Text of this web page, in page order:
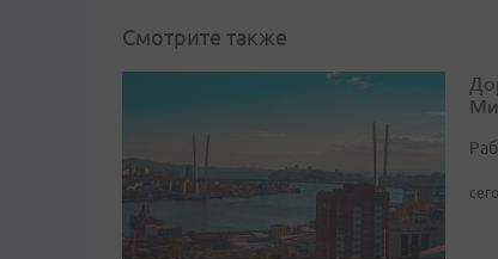
Смотрите также